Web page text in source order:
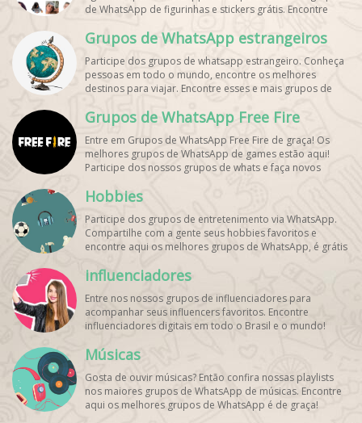
de WhatsApp de figurinhas e stickers grátis. Encontre
perfil!
Grupos de WhatsApp estrangeiros
Participe dos grupos de whatsapp estrangeiro. Conheça
pessoas em todo o mundo, encontre os melhores
destinos para viajar. Encontre esses e mais grupos de
Grupos de WhatsApp Free Fire
Entre em Grupos de WhatsApp Free Fire de graça! Os
melhores grupos de WhatsApp de games estão aqui!
Participe dos nossos grupos de whats e faça novos
Hobbies
Participe dos grupos de entretenimento via WhatsApp.
Compartilhe com a gente seus hobbies favoritos e
encontre aqui os melhores grupos de WhatsApp, é grátis
influenciadores
Entre nos nossos grupos de influenciadores para
acompanhar seus influencers favoritos. Encontre
influenciadores digitais em todo o Brasil e o mundo!
Músicas
Gosta de ouvir músicas? Então confira nossas playlists
nos maiores grupos de WhatsApp de músicas. Encontre
aqui os melhores grupos de WhatsApp é de graça!